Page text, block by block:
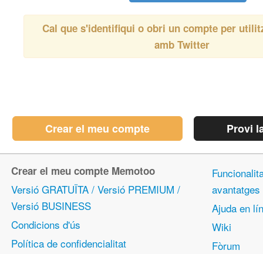
Cal que s'identifiqui o obri un compte per
amb Twitter
Crear el meu compte Provi
Crear el meu compte Memotoo
Versió GRATUÏTA / Versió PREMIUM /
Versió BUSINESS
Condicions d'ús
Política de confidencialitat
Ajuda en
Wiki
Fòrum